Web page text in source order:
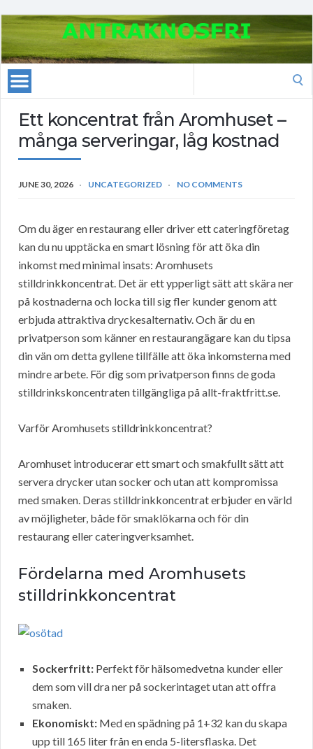
Ett koncentrat från Aromhuset –
många serveringar, låg kostnad
JUNE 30, 2026 UNCATEGORIZED NO COMMENTS
Om du äger en restaurang eller driver ett cateringföretag
kan du nu upptäcka en smart lösning för att öka din
inkomst med minimal insats: Aromhusets
stilldrinkkoncentrat. Det är ett ypperligt sätt att skära ner
på kostnaderna och locka till sig fler kunder genom att
erbjuda attraktiva dryckesalternativ. Och är du en
privatperson som känner en restaurangägare kan du tipsa
din vän om detta gyllene tillfälle att öka inkomsterna med
mindre arbete. För dig som privatperson finns de goda
stilldrinkskoncentraten tillgängliga på allt-fraktfritt.se.
Varför Aromhusets stilldrinkkoncentrat?
Aromhuset introducerar ett smart och smakfullt sätt att
servera drycker utan socker och utan att kompromissa
med smaken. Deras stilldrinkkoncentrat erbjuder en värld
av möjligheter, både för smaklökarna och för din
restaurang eller cateringverksamhet.
Fördelarna med Aromhusets
stilldrinkkoncentrat
Sockerfritt: Perfekt för hälsomedvetna kunder eller
dem som vill dra ner på sockerintaget utan att offra
smaken.
Ekonomiskt: Med en spädning på 1+32 kan du skapa
upp till 165 liter från en enda 5-litersflaska. Det